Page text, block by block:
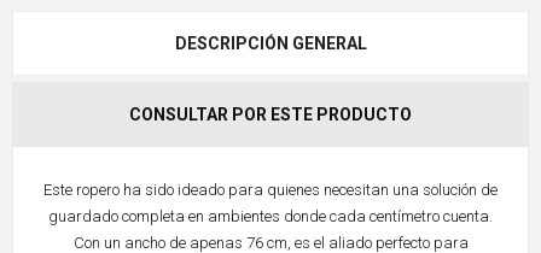
DESCRIPCIÓN GENERAL
CONSULTAR POR ESTE PRODUCTO
Este ropero ha sido ideado para quienes necesitan una solución de
guardado completa en ambientes donde cada centímetro cuenta.
Con un ancho de apenas 76 cm, es el aliado perfecto para